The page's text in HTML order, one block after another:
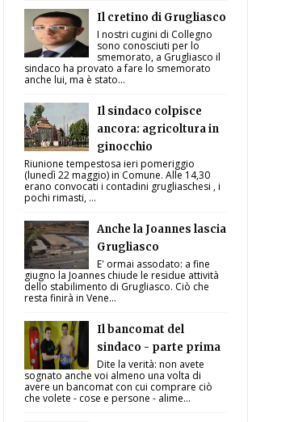
Il cretino di Grugliasco
I nostri cugini di Collegno
sono conosciuti per lo
smemorato, a Grugliasco il
sindaco ha provato a fare lo smemorato
anche lui, ma è stato...
Il sindaco colpisce
ancora: agricoltura in
ginocchio
Riunione tempestosa ieri pomeriggio
(lunedì 22 maggio) in Comune. Alle 14,30
erano convocati i contadini grugliaschesi , i
pochi rimasti, ...
Anche la Joannes lascia
Grugliasco
E' ormai assodato: a fine
giugno la Joannes chiude le residue attività
dello stabilimento di Grugliasco. Ciò che
resta finirà in Vene...
Il bancomat del
sindaco - parte prima
Dite la verità: non avete
sognato anche voi almeno una volta di
avere un bancomat con cui comprare ciò
che volete - cose e persone - alime...